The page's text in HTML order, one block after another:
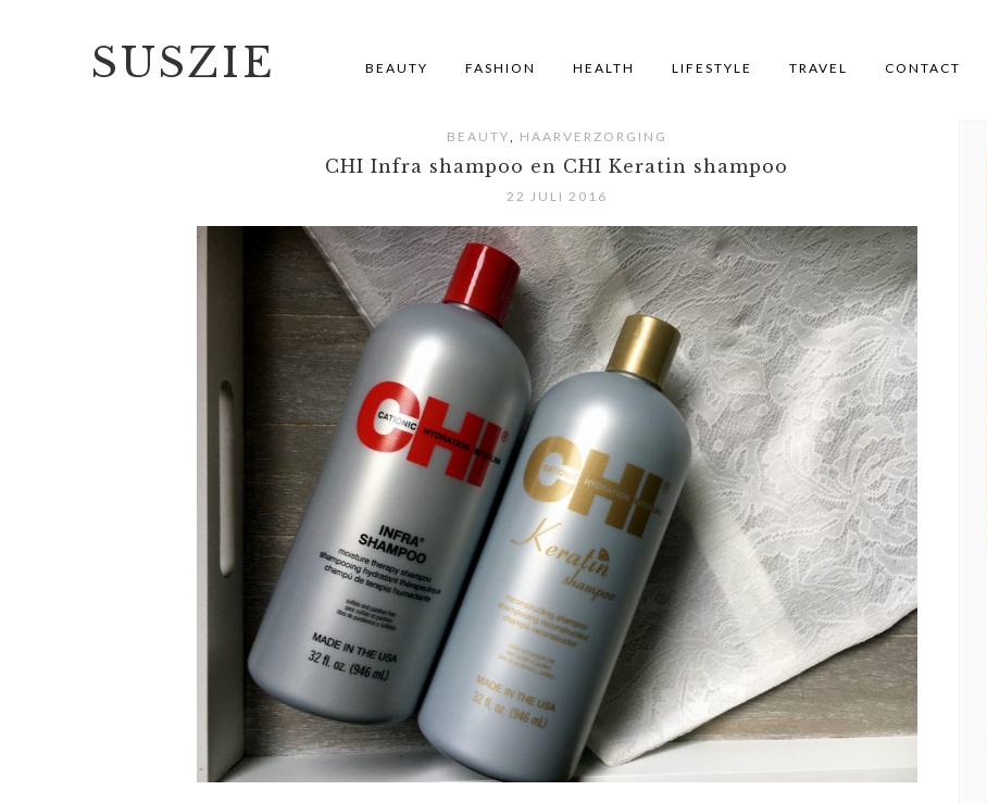
SUSZIE BEAUTY FASHION HEALTH LIFESTYLE TRAVEL CONTACT
BEAUTY , HAARVERZORGING
CHI Infra shampoo en CHI Keratin shampoo
22 JULI 2016